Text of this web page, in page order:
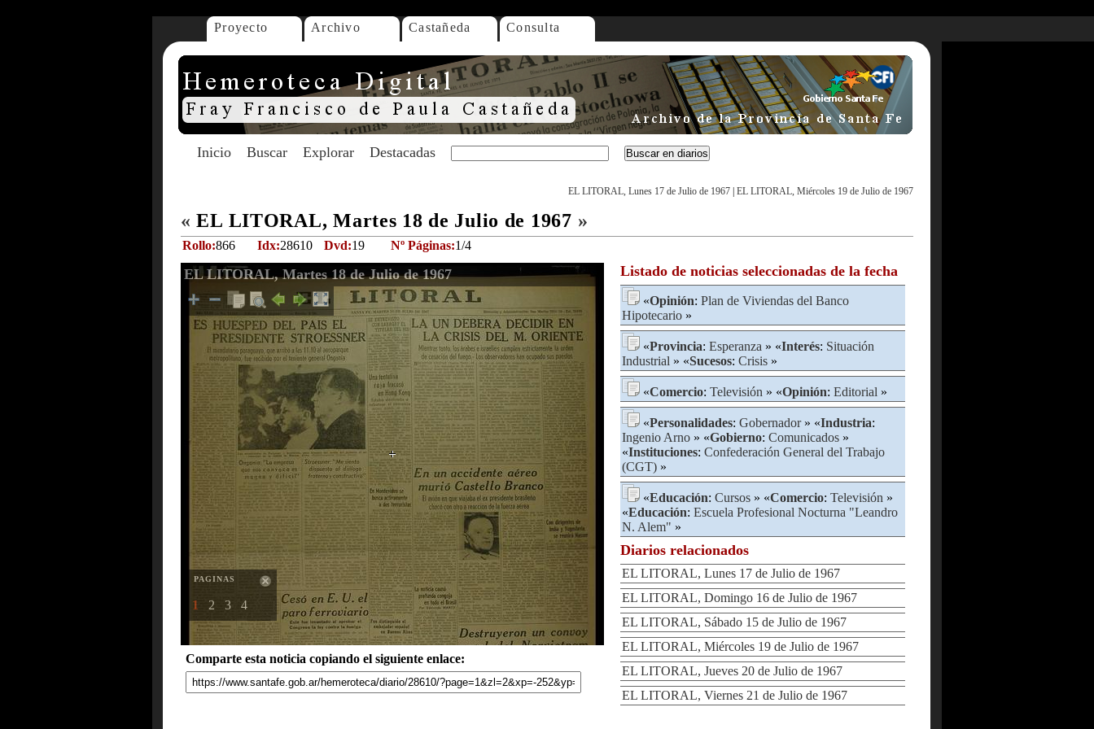
Proyecto Archivo Castañeda Consulta
Inicio Buscar Explorar Destacadas
EL LITORAL, Lunes 17 de Julio de 1967 EL LITORAL, Miércoles 19 de Julio de 1967
« EL LITORAL, Martes 18 de Julio de 1967 »
Rollo:866 Idx:28610 Dvd:19 Nº Páginas:1/4
EL LITORAL, Martes 18 de Julio de 1967
PAGINAS
1 2 3 4
Comparte esta noticia copiando el siguiente enlace:
Listado de noticias seleccionadas de la fecha
«Opinión: Plan de Viviendas del Banco
Hipotecario »
«Provincia: Esperanza » «Interés: Situación
Industrial » «Sucesos: Crisis »
«Comercio: Televisión » «Opinión: Editorial »
«Personalidades: Gobernador» «Industria:
Ingenio Arno » «Gobierno: Comunicados »
«Instituciones: Confederación General del Trabajo
(CGT) »
«Educación: Cursos » «Comercio: Televisión »
«Educación: Escuela Profesional Nocturna "Leandro
N. Alem" »
Diarios relacionados
EL LITORAL, Lunes 17 de Julio de 1967
EL LITORAL, Domingo 16 de Julio de 1967
EL LITORAL, Sábado 15 de Julio de 1967
EL LITORAL, Miércoles 19 de Julio de 1967
EL LITORAL, Jueves 20 de Julio de 1967
EL LITORAL, Viernes 21 de Julio de 1967